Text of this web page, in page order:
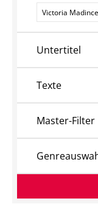
Personen
Untertitel
Texte
Master-Filter